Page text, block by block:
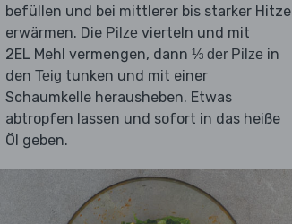
befüllen und bei mittlerer bis starker Hitze
erwärmen. Die Pilze vierteln und mit
2EL Mehl vermengen, dann ⅓ der Pilze in
den Teig tunken und mit einer
Schaumkelle herausheben. Etwas
abtropfen lassen und sofort in das heiße
Öl geben.